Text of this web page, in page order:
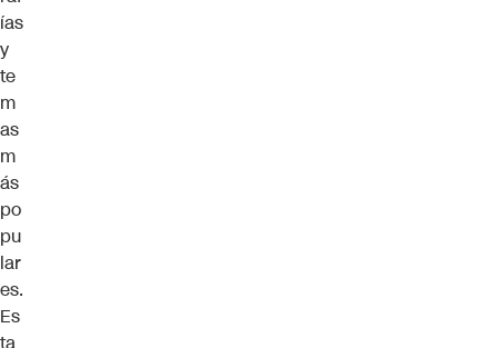
ías
y
te
m
as
m
ás
po
pu
lar
es.
Es
ta